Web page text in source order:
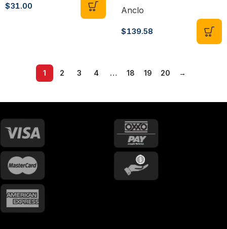
$31.00 Anclo
$139.58
1 2 3 4 … 18 19 20 →